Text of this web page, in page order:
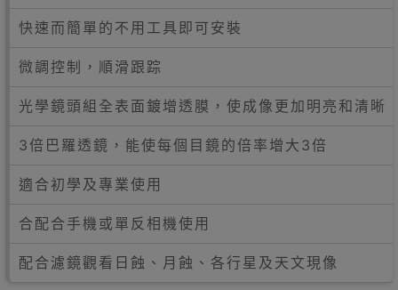
快速而簡單的不用工具即可安裝
微調控制，順滑跟踪
光學鏡頭組全表面鍍增透膜，使成像更加明亮和清晰
3倍巴羅透鏡，能使每個目鏡的倍率增大3倍
適合初學及專業使用
合配合手機或單反相機使用
配合濾鏡觀看日蝕、月蝕、各行星及天文現像